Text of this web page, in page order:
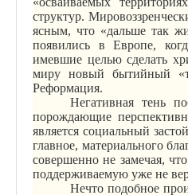
структур.
ясным, что «дальше так
появились в Европе,
имевшие целью сделать
миру новый бытийный
Реформация.
Негативная тень
порождающие
является социальный
главное, материального
совершенно не замечая,
поддерживаемую уже не
Нечто подобное